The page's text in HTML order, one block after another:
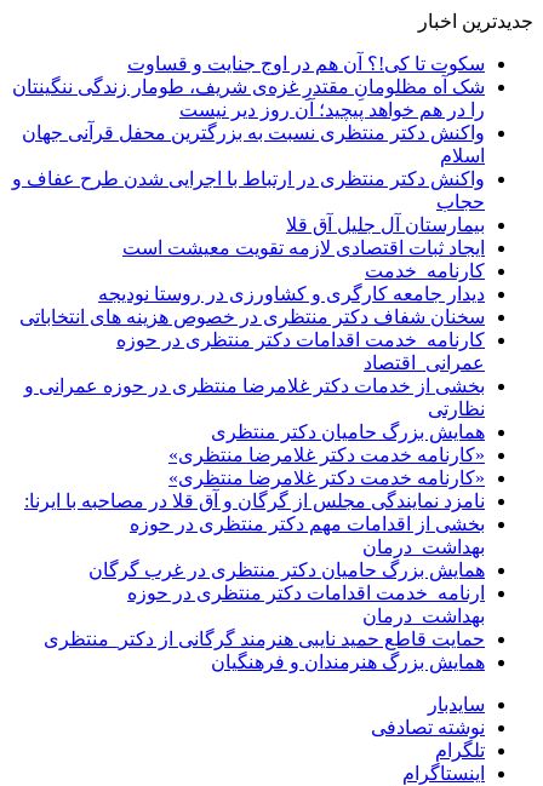
جدیدترین اخبار
سکوت تا کی!؟ آن هم در اوج جنایت و قساوت
شک آه مظلومانِ مقتدرِ غزه‌ی شریف، طومار زندگی ننگینتان
را در هم خواهد پیچید؛ آن روز دیر نیست
واکنش دکتر منتظری نسبت به بزرگترین محفل قرآنی جهان
اسلام
واکنش دکتر منتظری در ارتباط با اجرایی شدن طرح عفاف و
حجاب
بیمارستان آل جلیل آق قلا
ایجاد ثبات اقتصادی لازمه تقویت معیشت است
کارنامه_خدمت
دیدار جامعه کارگری و کشاورزی در روستا نودیجه
سخنان شفاف دکتر منتظری در خصوص هزینه های انتخاباتی
کارنامه_خدمت اقدامات دکتر منتظری در حوزه
عمرانی_اقتصاد
بخشی از خدمات دکتر غلامرضا منتظری در حوزه عمرانی و
نظارتی
همایش بزرگ حامیان دکتر منتظری
«کارنامه خدمت دکتر غلامرضا منتظری»
«کارنامه خدمت دکتر غلامرضا منتظری»
نامزد نمایندگی مجلس از گرگان و آق قلا در مصاحبه با ایرنا:
بخشی از اقدامات مهم دکتر منتظری در حوزه
بهداشت_درمان
همایش بزرگ حامیان دکتر منتظری در غرب گرگان
ارنامه_خدمت اقدامات دکتر منتظری در حوزه
بهداشت_درمان
حمایت قاطع حمید نایبی هنرمند گرگانی از دکتر_منتظری
همایش بزرگ هنرمندان و فرهنگیان
سایدبار
نوشته تصادفی
تلگرام
اینستاگرام